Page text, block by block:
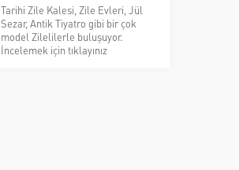
Tarihi Zile Kalesi, Zile Evleri, Jül
Sezar, Antik Tiyatro gibi bir çok
model Zilelilerle buluşuyor.
İncelemek için tıklayınız